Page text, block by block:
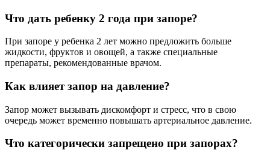
Что дать ребенку 2 года при запоре?
При запоре у ребенка 2 лет можно предложить больше
жидкости, фруктов и овощей, а также специальные
препараты, рекомендованные врачом.
Как влияет запор на давление?
Запор может вызывать дискомфорт и стресс, что в свою
очередь может временно повышать артериальное давление.
Что категорически запрещено при запорах?